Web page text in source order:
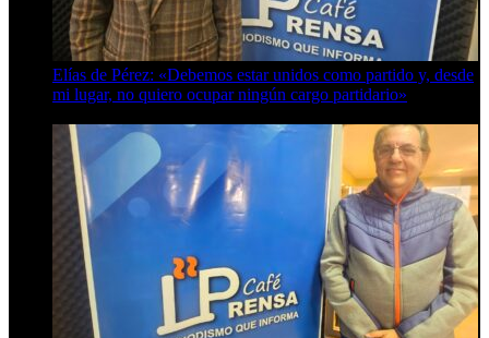
Elías de Pérez: «Debemos estar unidos como partido y, desde
mi lugar, no quiero ocupar ningún cargo partidario»